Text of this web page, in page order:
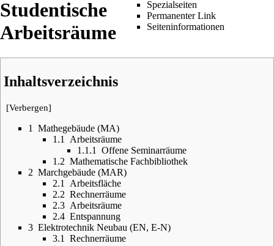
Spezialseiten
Permanenter Link
Seiten­informationen
Studentische
Arbeitsräume
Inhaltsverzeichnis
[Verbergen]
1
Mathegebäude (MA)
1.1
Arbeitsräume
1.1.1
Offene Seminarräume
1.2 Mathematische Fachbibliothek
2 Marchgebäude (MAR)
2.1
Arbeitsfläche
2.2 Rechnerräume
2.3 Arbeitsräume
2.4 Entspannung
3 Elektrotechnik Neubau (EN, E-N)
3.1
Rechnerräume